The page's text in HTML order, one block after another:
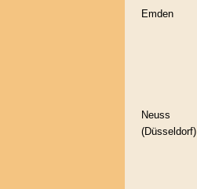
Emden
Neuss
(Düsseldorf)